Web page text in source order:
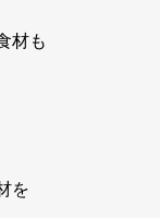
材も
を